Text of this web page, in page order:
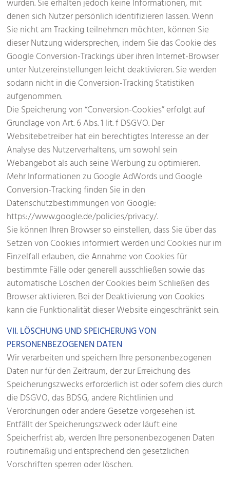
wurden. Sie erhalten jedoch keine Informationen, mit
denen sich Nutzer persönlich identifizieren lassen. Wenn
Sie nicht am Tracking teilnehmen möchten, können Sie
dieser Nutzung widersprechen, indem Sie das Cookie des
Google Conversion-Trackings über ihren Internet-Browser
unter Nutzereinstellungen leicht deaktivieren. Sie werden
sodann nicht in die Conversion-Tracking Statistiken
aufgenommen.
Die Speicherung von “Conversion-Cookies” erfolgt auf
Grundlage von Art. 6 Abs. 1 lit. f DSGVO. Der
Websitebetreiber hat ein berechtigtes Interesse an der
Analyse des Nutzerverhaltens, um sowohl sein
Webangebot als auch seine Werbung zu optimieren.
Mehr Informationen zu Google AdWords und Google
Conversion-Tracking finden Sie in den
Datenschutzbestimmungen von Google:
https://www.google.de/policies/privacy/.
Sie können Ihren Browser so einstellen, dass Sie über das
Setzen von Cookies informiert werden und Cookies nur im
Einzelfall erlauben, die Annahme von Cookies für
bestimmte Fälle oder generell ausschließen sowie das
automatische Löschen der Cookies beim Schließen des
Browser aktivieren. Bei der Deaktivierung von Cookies
kann die Funktionalität dieser Website eingeschränkt sein.
VII. LÖSCHUNG UND SPEICHERUNG VON
PERSONENBEZOGENEN DATEN
Wir verarbeiten und speichern Ihre personenbezogenen
Daten nur für den Zeitraum, der zur Erreichung des
Speicherungszwecks erforderlich ist oder sofern dies durch
die DSGVO, das BDSG, andere Richtlinien und
Verordnungen oder andere Gesetze vorgesehen ist.
Entfällt der Speicherungszweck oder läuft eine
Speicherfrist ab, werden Ihre personenbezogenen Daten
routinemäßig und entsprechend den gesetzlichen
Vorschriften sperren oder löschen.